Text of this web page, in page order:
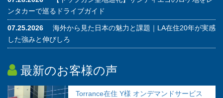
ンタカーで巡るドライブガイド
07.25.2026
海外から見た日本の魅力と課題｜LA在住20年が実感
した強みと伸びしろ
最新のお客様の声
Torrance在住 Y様 オンデマンドサービス